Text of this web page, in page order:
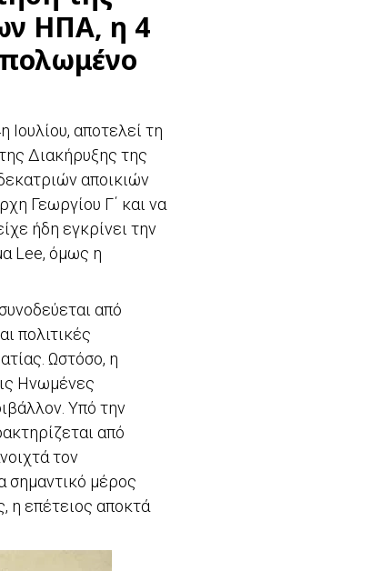
ΗΠΑ, η 4
πολωμένο
αποτελεί τη
Διακήρυξης της
αποικιών
Γεωργίου Γ΄ και να
ήδη εγκρίνει την
Lee, όμως η
από
πολιτικές
Ωστόσο, η
Ηνωμένες
Υπό την
από
τον
σημαντικό μέρος
η επέτειος αποκτά